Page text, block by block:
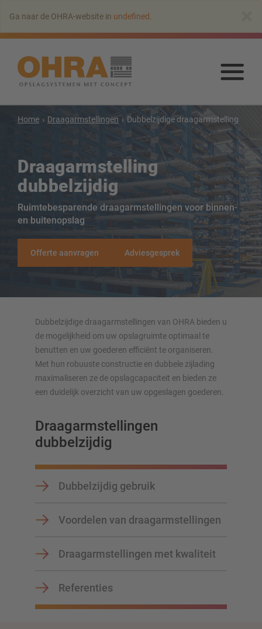
hoofdinhoud
springen
Ga naar de OHRA-website in undefined
Home Draagarmstellingen Dubbelzijdige draagarmstelling
Draagarmstelling
dubbelzijdig
Ruimtebesparende draagarmstellingen voor binnen-
en buitenopslag
Offerte aanvragen Adviesgesprek
Dubbelzijdige draagarmstellingen van OHRA bieden u
de mogelijkheid om uw opslagruimte optimaal te
benutten en uw goederen efficiënt te organiseren.
Met hun robuuste constructie en dubbele zijlading
maximaliseren ze de opslagcapaciteit en bieden ze
een duidelijk overzicht van uw opgeslagen goederen.
Draagarmstellingen
dubbelzijdig
Dubbelzijdig gebruik
Voordelen van draagarmstellingen
Draagarmstellingen met kwaliteit
Referenties
Draagarmstelling met dak
Enkelzijdige draagarmstelling
Dubbelzijdige draagarmstelling
Draagarmstellingen voor zware lasten
Mobiele draagarmstellingen
Draagarmstellingen voor langgoed
Andere draagarmstelling uitvoeringen
OVERZICHT VAN OPSLAGSYSTEMEN
Verrijdbare stellingen
Automatische opslagsystemen
Verticale opslag
Plan uw stellingsysteem individueel met onze configurators